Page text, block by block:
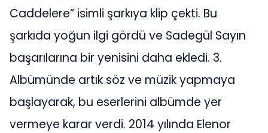
Caddelere” isimli şarkıya klip çekti. Bu
şarkıda yoğun ilgi gördü ve Sadegül Sayın
başarılarına bir yenisini daha ekledi. 3.
Albümünde artık söz ve müzik yapmaya
başlayarak, bu eserlerini albümde yer
vermeye karar verdi. 2014 yılında Elenor